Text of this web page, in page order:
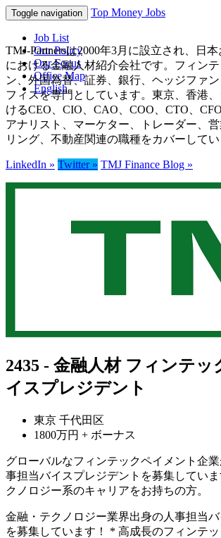
Toggle navigation Top Money Jobs
Job List
Our Policy
Our Focus
Office Map
English
TMJ-Partnersは2000年3月に設立され、日
における金融人材紹介会社です。フィン
ン、外国為替、証券、銀行、ヘッジファ
フィスを専門としています。東京、香港
けるCEO、CIO、CAO、COO、CTO、
アナリスト、マーケター、トレーダー、
リング、不動産関連の職種をカバーしてい
LinkedIn » Twitter » TMJ Finance Blog »
2435 - 金融人材 フィンテ
イスプレジデント
東京 千代田区
1800万円 + ボーナス
グローバルなフィンテックペイメント企
事担当バイスプレジデントを募集してい
クノロジー系のキャリアをお持ちの方。
金融・テクノロジー業界出身の人事担当
を募集しています！ * 高成長のフィンテ